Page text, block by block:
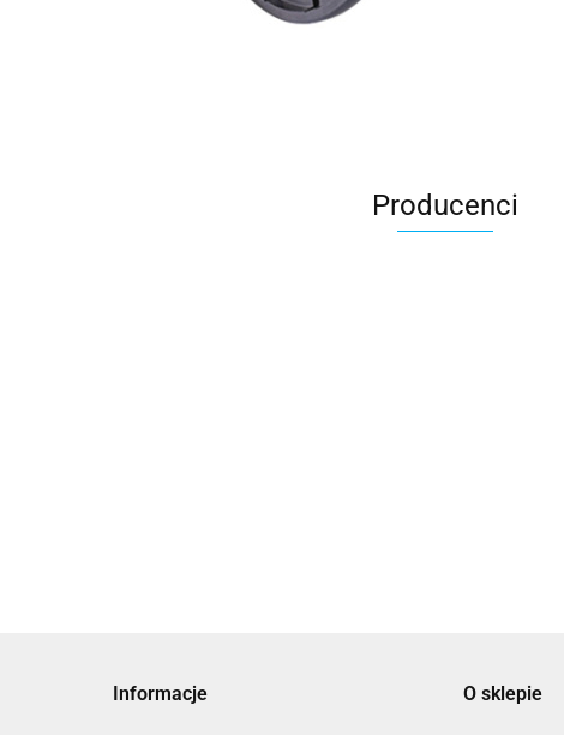
Producenci
Informacje O sklepie